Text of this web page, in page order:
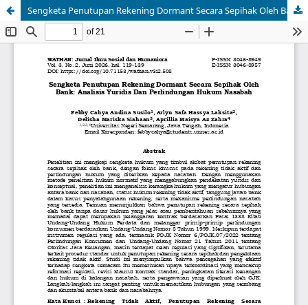
Sengketa Penutupan Rekening Dormant Secara Sepihak Oleh Bank: Analisis Yuridis Dan Perlindungan Hukum Nasabah